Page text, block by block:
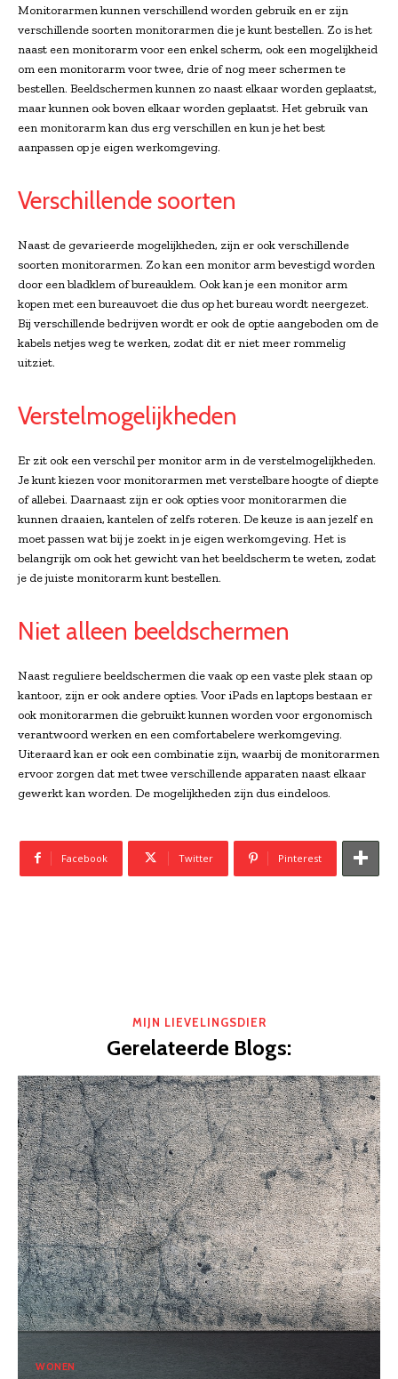
Monitorarmen kunnen verschillend worden gebruik en er zijn
verschillende soorten monitorarmen die je kunt bestellen. Zo is het
naast een monitorarm voor een enkel scherm, ook een mogelijkheid
om een monitorarm voor twee, drie of nog meer schermen te
bestellen. Beeldschermen kunnen zo naast elkaar worden geplaatst,
maar kunnen ook boven elkaar worden geplaatst. Het gebruik van
een monitorarm kan dus erg verschillen en kun je het best
aanpassen op je eigen werkomgeving.
Verschillende soorten
Naast de gevarieerde mogelijkheden, zijn er ook verschillende
soorten monitorarmen. Zo kan een monitor arm bevestigd worden
door een bladklem of bureauklem. Ook kan je een monitor arm
kopen met een bureauvoet die dus op het bureau wordt neergezet.
Bij verschillende bedrijven wordt er ook de optie aangeboden om de
kabels netjes weg te werken, zodat dit er niet meer rommelig
uitziet.
Verstelmogelijkheden
Er zit ook een verschil per monitor arm in de verstelmogelijkheden.
Je kunt kiezen voor monitorarmen met verstelbare hoogte of diepte
of allebei. Daarnaast zijn er ook opties voor monitorarmen die
kunnen draaien, kantelen of zelfs roteren. De keuze is aan jezelf en
moet passen wat bij je zoekt in je eigen werkomgeving. Het is
belangrijk om ook het gewicht van het beeldscherm te weten, zodat
je de juiste monitorarm kunt bestellen.
Niet alleen beeldschermen
Naast reguliere beeldschermen die vaak op een vaste plek staan op
kantoor, zijn er ook andere opties. Voor iPads en laptops bestaan er
ook monitorarmen die gebruikt kunnen worden voor ergonomisch
verantwoord werken en een comfortabelere werkomgeving.
Uiteraard kan er ook een combinatie zijn, waarbij de monitorarmen
ervoor zorgen dat met twee verschillende apparaten naast elkaar
gewerkt kan worden. De mogelijkheden zijn dus eindeloos.
Facebook Twitter Pinterest
MIJN LIEVELINGSDIER
Gerelateerde Blogs:
WONEN